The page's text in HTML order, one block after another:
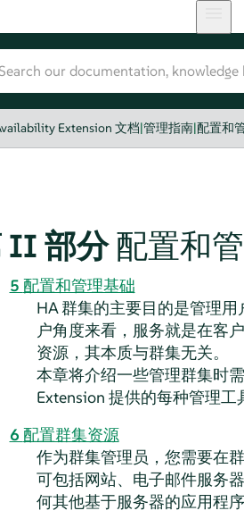
Extension 文档|管理指南|配置和
II 部分配置和
5 配置和管理基础
HA 群集的主要目的是管理
户角度来看，服务就是在客
资源，其本质与群集无关。
本章将介绍一些管理群集时
Extension 提供的每种管理工
6 配置群集资源
作为群集管理员，您需要在
可包括网站、电子邮件服务
何其他基于服务器的应用程序